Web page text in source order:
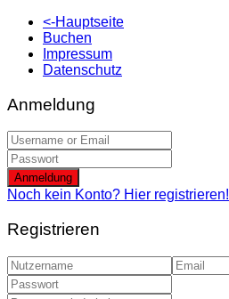
<-Hauptseite
Buchen
Impressum
Datenschutz
Anmeldung
Anmeldung
Noch kein Konto? Hier registrieren!
Registrieren